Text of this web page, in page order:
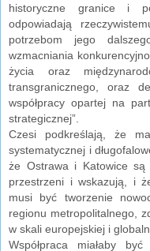
historyczne granice i
odpowiadają
potrzebom jego
wzmacniania
życia oraz
transgranicznego, oraz
współpracy opartej na
strategicznej”.
Czesi podkreślają, że
systematycznej i
że Ostrawa i Katowice są
przestrzeni i wskazują, i
musi być tworzenie
regionu metropolitalnego,
w skali europejskiej i
Współpraca miałaby